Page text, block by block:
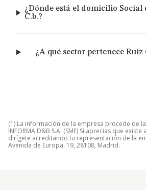
¿Dónde está el domicilio Social
C.b.?
¿A qué sector pertenece Ruiz
(1) La información de la empresa procede de
INFORMA D&B S.A. (SME) Si aprecias que
dirígete acreditando tu representación de la
Avenida de Europa, 19, 28108, Madrid.